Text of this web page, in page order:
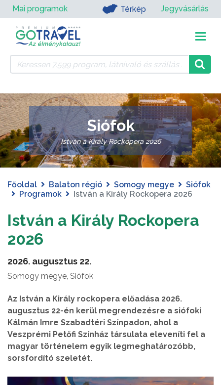
Mai programok Térkép Jegyvásárlás
Siófok
István a Király Rockopera 2026
Főoldal Balaton régió Somogy megye
Siófok
Programok
István a Király Rockopera 2026
István a Király Rockopera
2026
2026. augusztus 22.
Somogy megye, Siófok
Az István a Király rockopera előadása 2026.
augusztus 22-én kerül megrendezésre a siófoki
Kálmán Imre Szabadtéri Színpadon, ahol a
Veszprémi Petőfi Színház társulata eleveníti fel a
magyar történelem egyik legmeghatározóbb,
sorsfordító szeletét.